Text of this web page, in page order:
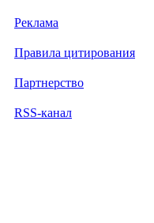
Реклама
Правила цитирования
Партнерство
RSS-канал